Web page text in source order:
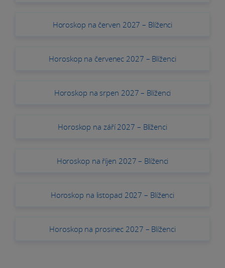
Horoskop na červen 2027 – Blíženci
Horoskop na červenec 2027 – Blíženci
Horoskop na srpen 2027 – Blíženci
Horoskop na září 2027 – Blíženci
Horoskop na říjen 2027 – Blíženci
Horoskop na listopad 2027 – Blíženci
Horoskop na prosinec 2027 – Blíženci